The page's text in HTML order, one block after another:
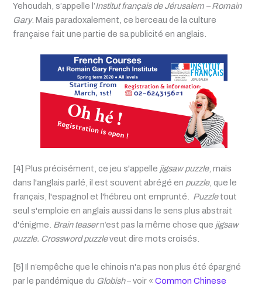
Yehoudah, s’appelle l’Institut français de Jérusalem – Romain
Gary. Mais paradoxalement, ce berceau de la culture
française fait une partie de sa publicité en anglais.
[4] Plus précisément, ce jeu s'appelle jigsaw puzzle, mais
dans l'anglais parlé, il est souvent abrégé en puzzle, que le
français, l'espagnol et l'hébreu ont emprunté. Puzzletout
seul s'emploie en anglais aussi dans le sens plus abstrait
d'énigme. Brain teasern’est pas la même chose que jigsaw
puzzle. Crossword puzzleveut dire mots croisés.
[5] Il n’empêche que le chinois n'a pas non plus été épargné
par le pandémique du Globish– voir «Common Chinese